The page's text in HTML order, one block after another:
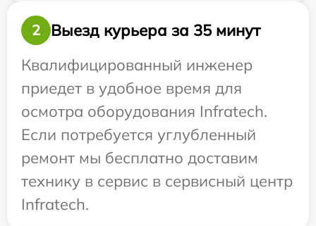
2
Выезд курьера за 35 минут
Квалифицированный инженер
приедет в удобное время для
осмотра оборудования Infratech.
Если потребуется углубленный
ремонт мы бесплатно доставим
технику в сервис в сервисный центр
Infratech.